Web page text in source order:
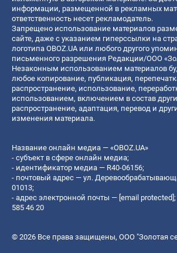
информации, размещенной в рекламных
ответственность несет рекламодатель.
Запрещено использование материалов
сайте, даже с указанием гиперссылки на
логотипа OBOZ.UA или любого другого
письменного разрешения Редакции/ООО
Незаконным использованием материалов
любое копирование, публикация,
распространение, использование,
использованием, включением в состав
распространение, адаптация, перевод и
изменения материала.
Название онлайн медиа — «OBOZ.UA»
- субъект в сфере онлайн медиа;
- идентификатор медиа — R40-06156;
- почтовый адрес — ул.
01013;
- адрес электронной почты — [email protected]
585 46 20
© 2026 Все права защищены, ООО "Золотая